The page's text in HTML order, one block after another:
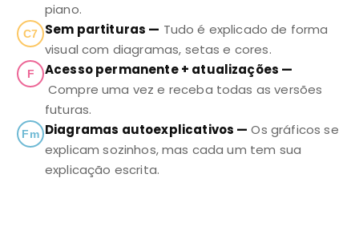
piano.
C7 Sem partituras — Tudo é explicado de forma
visual com diagramas, setas e cores.
F
Acesso permanente + atualizações —
Compre uma vez e receba todas as versões
futuras.
Fm Diagramas autoexplicativos — Os gráficos se
explicam sozinhos, mas cada um tem sua
explicação escrita.